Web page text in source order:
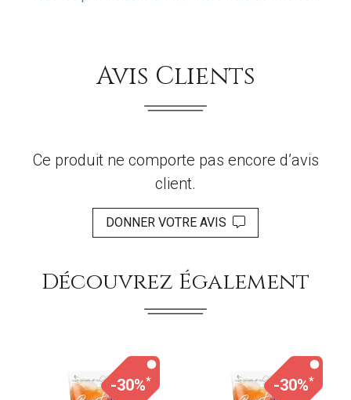
Avis Clients
Ce produit ne comporte pas encore d’avis
client.
DONNER VOTRE AVIS
Découvrez Également
-30%* -30%*